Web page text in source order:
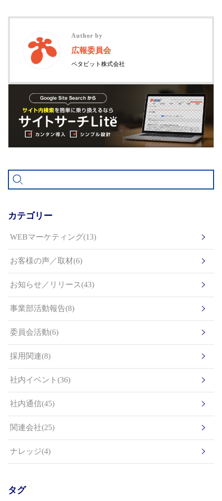
Author by
広報委員会
ペタビット株式会社
カテゴリー
WEBマーケティング(13)
お客様の声／取材(6)
お知らせ／リリース(43)
事業部活動報告(8)
委員会活動(6)
採用関連(8)
社内イベント(36)
社内通信(45)
関連会社(25)
ナレッジ(4)
タグ